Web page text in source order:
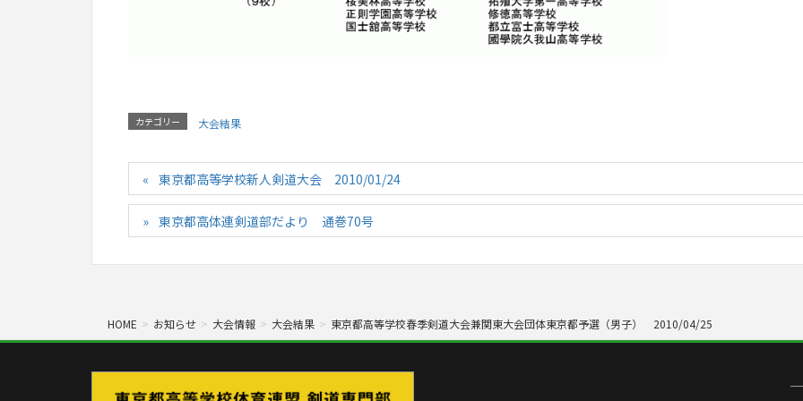
カテゴリー 大会結果
東京都高等学校新人剣道大会 2010/01/24
東京都高体連剣道部だより 通巻70号
HOME お知らせ 大会情報 大会結果 東京都高等学校春季剣道大会兼関東大会団体東京都予選（男子） 2010/04/25